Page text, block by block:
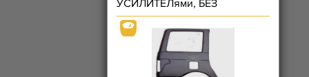
УСИЛИТЕЛями, БЕЗ
рейлингов - правая